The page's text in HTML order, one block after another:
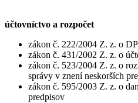
účtovníctvo a rozpočet
zákon č. 222/2004 Z. z. o
zákon č. 431/2002 Z. z. o
zákon č. 523/2004 Z. z. o
správy v znení neskorších
zákon č. 595/2003 Z. z. o
predpisov